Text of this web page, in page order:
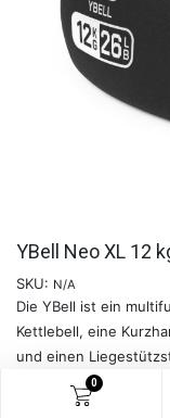
0
YBell Neo XL 12
SKU: N/A
Die YBell ist ein
Kettlebell, eine
und einen
dass Sie endlos
durchführen können.